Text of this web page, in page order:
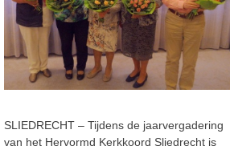
SLIEDRECHT – Tijdens de jaarvergadering
van het Hervormd Kerkkoord Sliedrecht is